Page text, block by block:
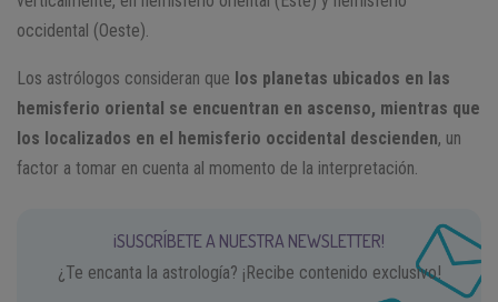
occidental (Oeste).
Los astrólogos consideran que los planetas ubicados en las
hemisferio oriental se encuentran en ascenso, mientras que
los localizados en el hemisferio occidental descienden, un
factor a tomar en cuenta al momento de la interpretación.
¡SUSCRÍBETE A NUESTRA NEWSLETTER!
¿Te encanta la astrología? ¡Recibe contenido exclusivo!